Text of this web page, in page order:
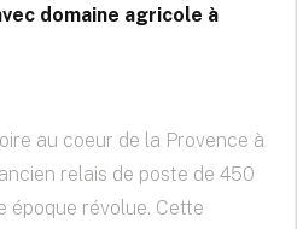
domaine agricole à
au coeur de la Provence à
relais de poste de 450
époque révolue. Cette